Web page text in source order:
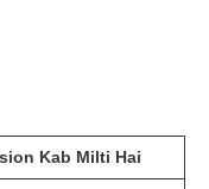
Kab Milti Hai